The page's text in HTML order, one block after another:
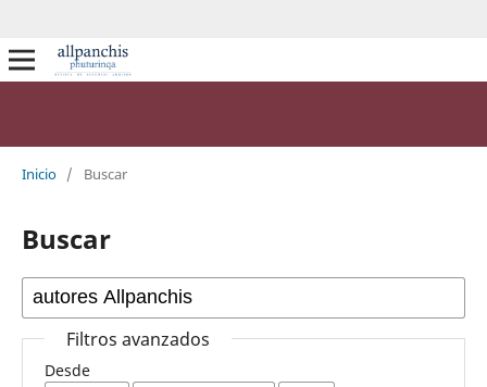
Inicio / Buscar
Buscar
Filtros avanzados
Desde